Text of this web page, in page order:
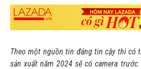
Theo một nguồn tin đáng tin cậy thì có
sản xuất năm 2024 sẽ có camera trước